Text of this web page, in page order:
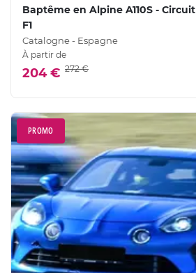
Baptême en Alpine A110S -
F1
Catalogne - Espagne
À partir de
204 € 272 €
PROMO